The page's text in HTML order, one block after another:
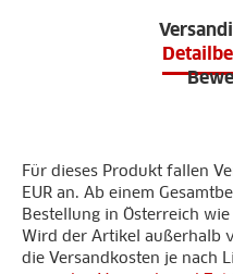
Für dieses Produkt fallen
EUR an. Ab einem
Bestellung in Österreich
Wird der Artikel außerhalb
die Versandkosten je nach